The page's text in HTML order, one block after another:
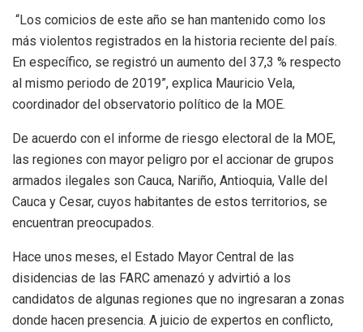
“Los comicios de este año se han mantenido como los
más violentos registrados en la historia reciente del país.
En específico, se registró un aumento del 37,3 % respecto
al mismo periodo de 2019”, explica Mauricio Vela,
coordinador del observatorio político de la MOE.
De acuerdo con el informe de riesgo electoral de la MOE,
las regiones con mayor peligro por el accionar de grupos
armados ilegales son Cauca, Nariño, Antioquia, Valle del
Cauca y Cesar, cuyos habitantes de estos territorios, se
encuentran preocupados.
Hace unos meses, el Estado Mayor Central de las
disidencias de las FARC amenazó y advirtió a los
candidatos de algunas regiones que no ingresaran a zonas
donde hacen presencia. A juicio de expertos en conflicto,